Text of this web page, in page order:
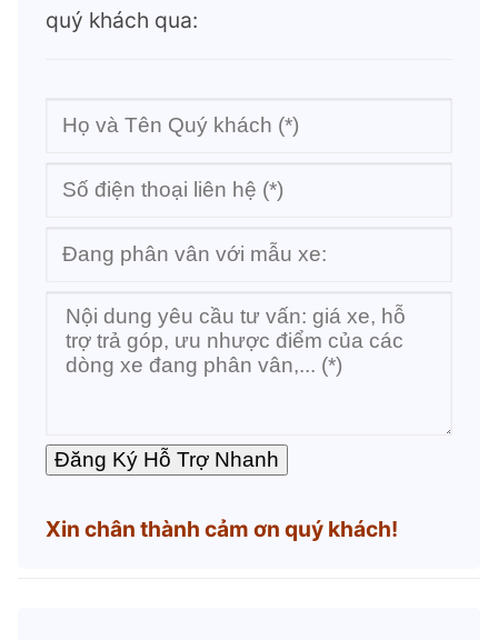
quý khách qua:
Xin chân thành cảm ơn quý khách!